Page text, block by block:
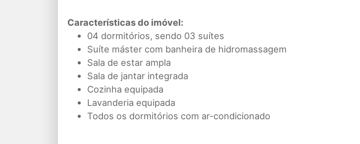
Características do imóvel:
04 dormitórios, sendo 03 suítes
Suíte máster com banheira de hidromassagem
Sala de estar ampla
Sala de jantar integrada
Cozinha equipada
Lavanderia equipada
Todos os dormitórios com ar-condicionado